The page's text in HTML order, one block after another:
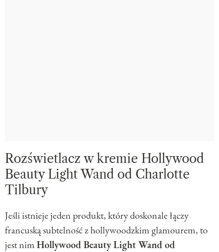
Rozświetlacz w kremie Hollywood
Beauty Light Wand od Charlotte
Tilbury
Jeśli istnieje jeden produkt, który doskonale łączy
francuską subtelność z hollywoodzkim glamourem, to
jest nimHollywood Beauty Light Wand od